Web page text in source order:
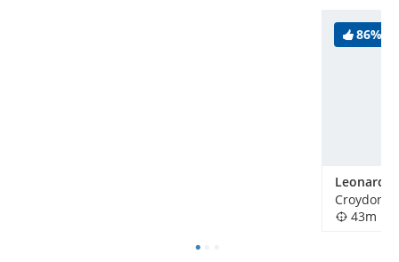
86%
Croydon,
43m